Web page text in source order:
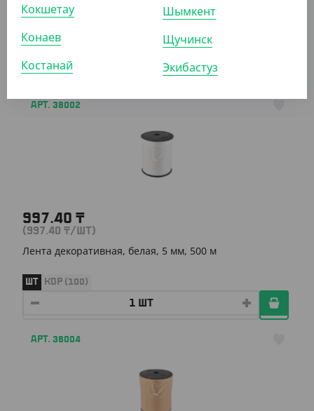
Лента декоративная, салатовая, 5 мм, 500 м
ШТ
АРТ. 38002
997.40 ₸
(997.40 ₸/ШТ)
Лента декоративная, белая, 5 мм, 500 м
ШТ КОР (100)
АРТ. 38004
Кокшетау
Конаев
Костанай
Шымкент
Щучинск
Экибастуз